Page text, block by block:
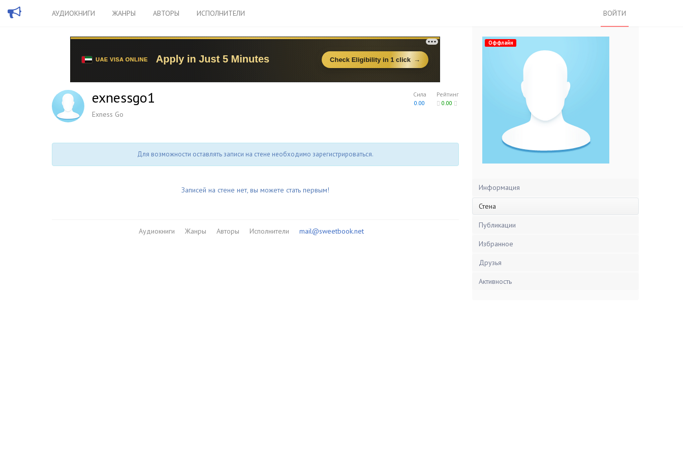
АУДИОКНИГИ ЖАНРЫ АВТОРЫ ИСПОЛНИТЕЛИ ВОЙТИ
Рейтинг
0.00
Сила
0.00
exnessgo1
Exness Go
Для возможности оставлять записи на стене необходимо зарегистрироваться.
Записей на стене нет, вы можете стать первым!
Аудиокниги Жанры Авторы Исполнители mail@sweetbook.net
Оффлайн
Информация
Стена
Публикации
Избранное
Друзья
Активность